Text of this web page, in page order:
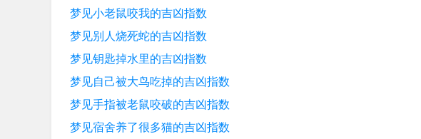
梦见小老鼠咬我的吉凶指数
梦见别人烧死蛇的吉凶指数
梦见钥匙掉水里的吉凶指数
梦见自己被大鸟吃掉的吉凶指数
梦见手指被老鼠咬破的吉凶指数
梦见宿舍养了很多猫的吉凶指数